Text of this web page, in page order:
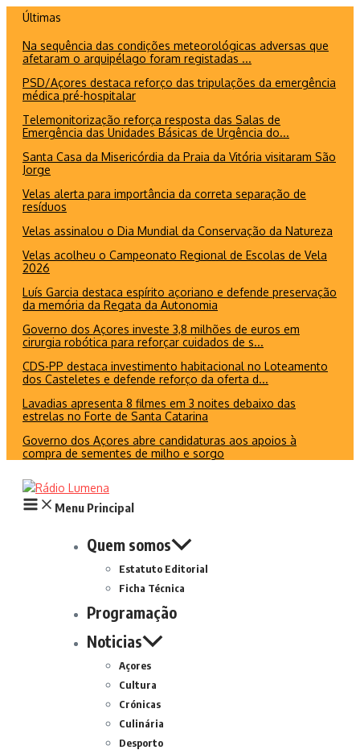
conteúdo
Últimas
Na sequência das condições meteorológicas adversas que
afetaram o arquipélago foram registadas ...
PSD/Açores destaca reforço das tripulações da emergência
médica pré-hospitalar
Telemonitorização reforça resposta das Salas de
Emergência das Unidades Básicas de Urgência do...
Santa Casa da Misericórdia da Praia da Vitória visitaram São
Jorge
Velas alerta para importância da correta separação de
resíduos
Velas assinalou o Dia Mundial da Conservação da Natureza
Velas acolheu o Campeonato Regional de Escolas de Vela
2026
Luís Garcia destaca espírito açoriano e defende preservação
da memória da Regata da Autonomia
Governo dos Açores investe 3,8 milhões de euros em
cirurgia robótica para reforçar cuidados de s...
CDS-PP destaca investimento habitacional no Loteamento
dos Casteletes e defende reforço da oferta d...
Lavadias apresenta 8 filmes em 3 noites debaixo das
estrelas no Forte de Santa Catarina
Governo dos Açores abre candidaturas aos apoios à
compra de sementes de milho e sorgo
Menu Principal
Quem somos
Estatuto Editorial
Ficha Técnica
Programação
Noticias
Açores
Cultura
Crónicas
Culinária
Desporto